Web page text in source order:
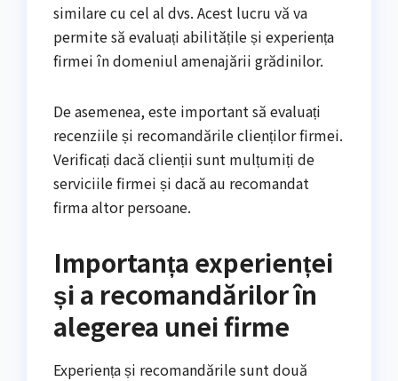
similare cu cel al dvs. Acest lucru vă va
permite să evaluați abilitățile și experiența
firmei în domeniul amenajării grădinilor.
De asemenea, este important să evaluați
recenziile și recomandările clienților firmei.
Verificați dacă clienții sunt mulțumiți de
serviciile firmei și dacă au recomandat
firma altor persoane.
Importanța experienței
și a recomandărilor în
alegerea unei firme
Experiența și recomandările sunt două